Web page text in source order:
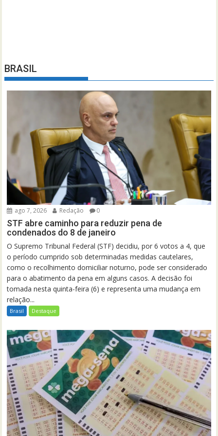
BRASIL
ago 7, 2026 Redação 0
STF abre caminho para reduzir pena de
condenados do 8 de janeiro
O Supremo Tribunal Federal (STF) decidiu, por 6 votos a 4, que
o período cumprido sob determinadas medidas cautelares,
como o recolhimento domiciliar noturno, pode ser considerado
para o abatimento da pena em alguns casos. A decisão foi
tomada nesta quinta-feira (6) e representa uma mudança em
relação...
Brasil Destaque